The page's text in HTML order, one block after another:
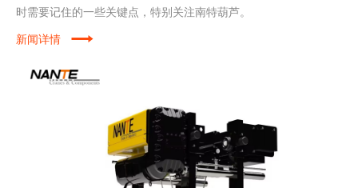
时需要记住的一些关键点，特别关注南特葫芦。
新闻详情